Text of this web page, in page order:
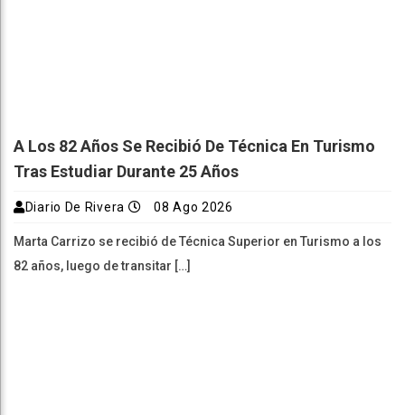
A Los 82 Años Se Recibió De Técnica En Turismo
Tras Estudiar Durante 25 Años
Diario De Rivera 08 Ago 2026
Marta Carrizo se recibió de Técnica Superior en Turismo a los
82 años, luego de transitar […]